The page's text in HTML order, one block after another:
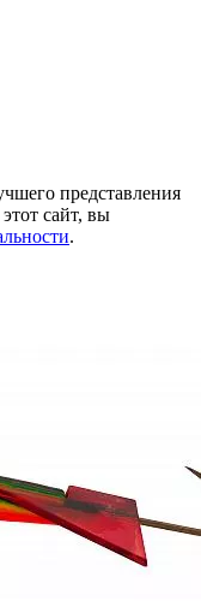
представления
сайт, вы
.